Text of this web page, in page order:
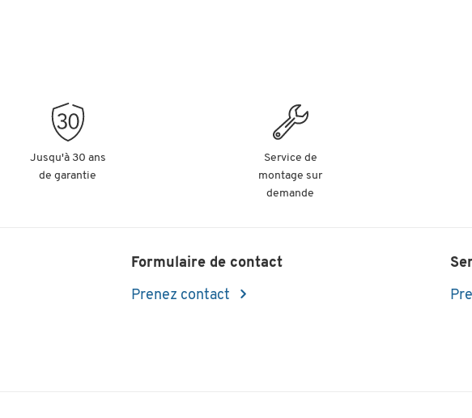
Jusqu'à 30 ans
de garantie
Service de
montage sur
demande
Formulaire de contact
Prenez contact